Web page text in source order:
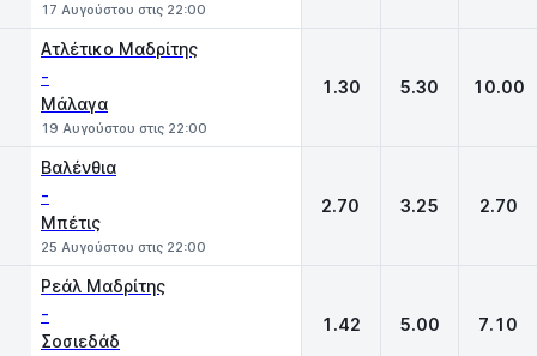
17 Αυγούστου στις 22:00
Ατλέτικο Μαδρίτης
-
Μάλαγα
19 Αυγούστου στις 22:00
1.30 5.30 10.00
Βαλένθια
-
Μπέτις
25 Αυγούστου στις 22:00
2.70 3.25 2.70
Ρεάλ Μαδρίτης
-
Σοσιεδάδ
1.42 5.00 7.10